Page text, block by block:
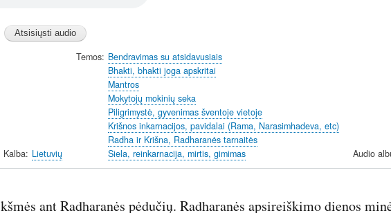
Kalba Lietuvių
Temos Bendravimas su atsidavusiais
Bhakti, bhakti joga apskritai
Mantros
Mokytojų mokinių seka
Piligrimystė, gyvenimas šventoje vietoje
Krišnos inkarnacijos, pavidalai (Rama, Narasimhadeva, etc)
Radha ir Krišna, Radharanės tarnaitės
Siela, reinkarnacija, mirtis, gimimas
Audio
ant Radharanės pėdučių. Radharanės apsireiškimo dienos